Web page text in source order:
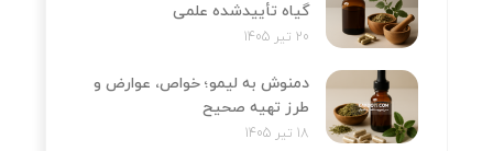
گیاه تأییدشده علمی
20 تیر 1405
دمنوش به لیمو؛ خواص، عوارض و
طرز تهیه صحیح
18 تیر 1405